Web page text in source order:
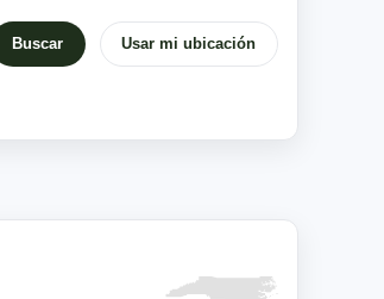
Buscar Usar mi ubicación